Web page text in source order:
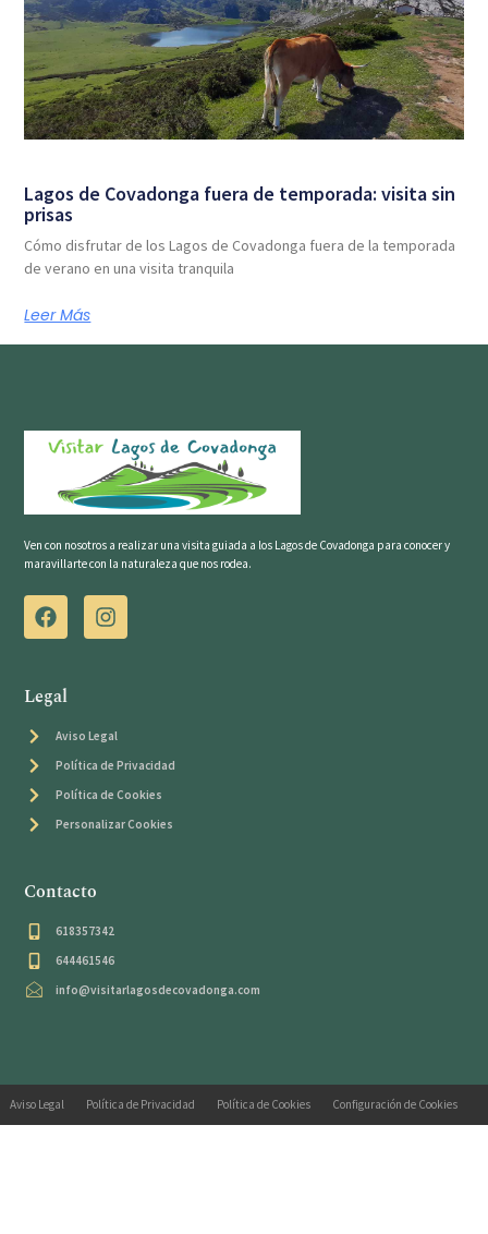
Lagos de Covadonga fuera de temporada: visita sin
prisas
Cómo disfrutar de los Lagos de Covadonga fuera de la temporada
de verano en una visita tranquila
Leer Más
Ven con nosotros a realizar una visita guiada a los Lagos de Covadonga para conocer y
maravillarte con la naturaleza que nos rodea.
Legal
Aviso Legal
Política de Privacidad
Política de Cookies
Personalizar Cookies
Contacto
618357342
644461546
info@visitarlagosdecovadonga.com
Aviso Legal Política de Privacidad Política de Cookies Configuración de Cookies